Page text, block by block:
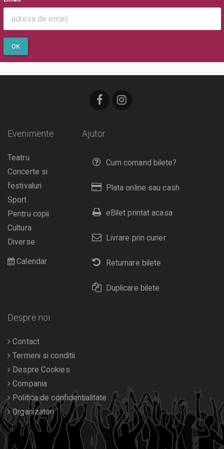
OK
Ajutor
Cum comand bilete?
Plata online sau cash
eBilet printat acasa
Livrare prin curier
Returnare bilete
Duplicare bilete
Evenimente
Teatru
Concerte si
festivaluri
Sport
Pentru copii
Cultura
Diverse
Calendar
Despre noi
Contact
Termeni si conditii
Despre Cookies
Compania
Politica de confidentialitate
Organizatori